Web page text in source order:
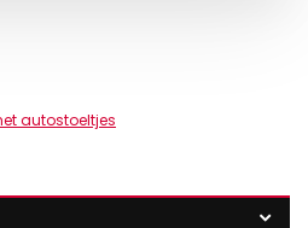
autostoeltjes